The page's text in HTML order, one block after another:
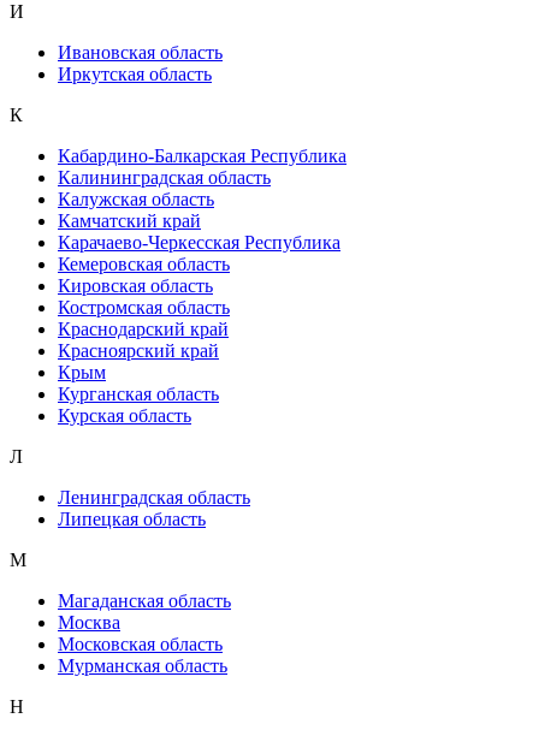
И
Ивановская область
Иркутская область
К
Кабардино-Балкарская Республика
Калининградская область
Калужская область
Камчатский край
Карачаево-Черкесская Республика
Кемеровская область
Кировская область
Костромская область
Краснодарский край
Красноярский край
Крым
Курганская область
Курская область
Л
Ленинградская область
Липецкая область
М
Магаданская область
Москва
Московская область
Мурманская область
Н